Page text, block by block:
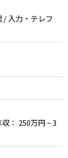
/ 入力・テレフ
： 250万円 ~ 3